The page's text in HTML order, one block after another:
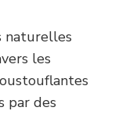
naturelles
les
par des